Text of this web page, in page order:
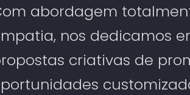
abordagem
nos dedicamos
criativas de